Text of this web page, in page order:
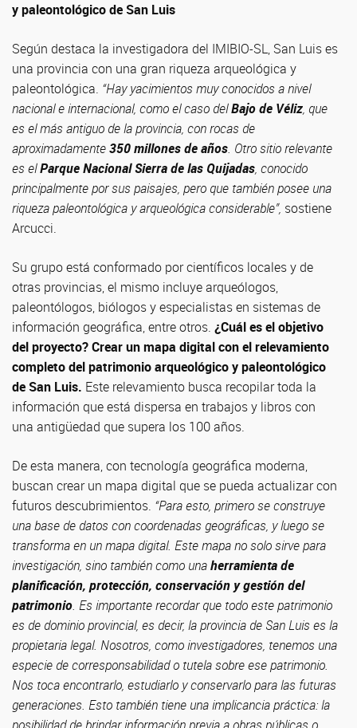
y paleontológico de San Luis
Según destaca la investigadora del IMIBIO-SL, San Luis es
una provincia con una gran riqueza arqueológica y
paleontológica. “Hay yacimientos muy conocidos a nivel
nacional e internacional, como el caso delBajo de Véliz, que
es el más antiguo de la provincia, con rocas de
aproximadamente350 millones de años. Otro sitio relevante
es elParque Nacional Sierra de las Quijadas, conocido
principalmente por sus paisajes, pero que también posee una
riqueza paleontológica y arqueológica considerable”, sostiene
Arcucci.
Su grupo está conformado por científicos locales y de
otras provincias, el mismo incluye arqueólogos,
paleontólogos, biólogos y especialistas en sistemas de
información geográfica, entre otros. ¿Cuál es el objetivo
del proyecto? Crear un mapa digital con el relevamiento
completo del patrimonio arqueológico y paleontológico
de San Luis. Este relevamiento busca recopilar toda la
información que está dispersa en trabajos y libros con
una antigüedad que supera los 100 años.
De esta manera, con tecnología geográfica moderna,
buscan crear un mapa digital que se pueda actualizar con
futuros descubrimientos. “Para esto, primero se construye
una base de datos con coordenadas geográficas, y luego se
transforma en un mapa digital. Este mapa no solo sirve para
investigación, sino también como unaherramienta de
planificación, protección, conservación y gestión del
patrimonio. Es importante recordar que todo este patrimonio
es de dominio provincial, es decir, la provincia de San Luis es la
propietaria legal. Nosotros, como investigadores, tenemos una
especie de corresponsabilidad o tutela sobre ese patrimonio.
Nos toca encontrarlo, estudiarlo y conservarlo para las futuras
generaciones. Esto también tiene una implicancia práctica: la